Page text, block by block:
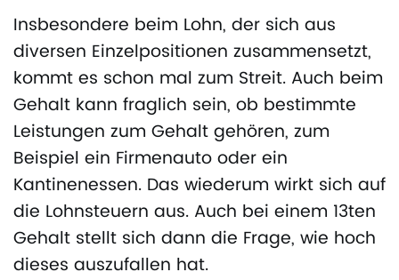
Insbesondere beim Lohn, der sich aus
diversen Einzelpositionen zusammensetzt,
kommt es schon mal zum Streit. Auch beim
Gehalt kann fraglich sein, ob bestimmte
Leistungen zum Gehalt gehören, zum
Beispiel ein Firmenauto oder ein
Kantinenessen. Das wiederum wirkt sich auf
die Lohnsteuern aus. Auch bei einem 13ten
Gehalt stellt sich dann die Frage, wie hoch
dieses auszufallen hat.